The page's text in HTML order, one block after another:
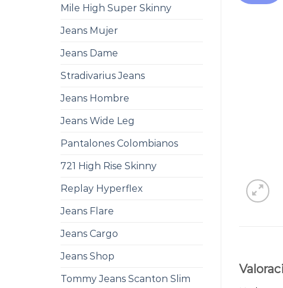
Mile High Super Skinny
Jeans Mujer
Jeans Dame
Stradivarius Jeans
Jeans Hombre
Jeans Wide Leg
Pantalones Colombianos
721 High Rise Skinny
Replay Hyperflex
Jeans Flare
Jeans Cargo
Jeans Shop
Tommy Jeans Scanton Slim